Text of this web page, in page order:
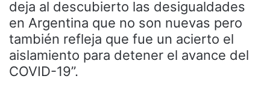
deja al descubierto las desigualdades
en Argentina que no son nuevas pero
también refleja que fue un acierto el
aislamiento para detener el avance del
COVID-19”.